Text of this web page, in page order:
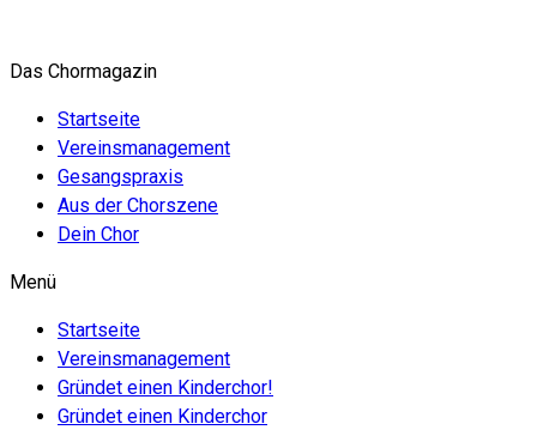
springen
Das Chormagazin
Startseite
Vereinsmanagement
Gesangspraxis
Aus der Chorszene
Dein Chor
Menü
Startseite
Vereinsmanagement
Gründet einen Kinderchor!
Gründet einen Kinderchor